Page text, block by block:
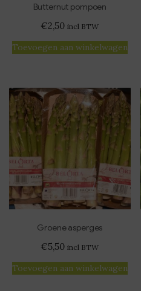
Butternut pompoen
€2,50 incl BTW
Toevoegen aan winkelwagen
Groene asperges
€5,50 incl BTW
Toevoegen aan winkelwagen